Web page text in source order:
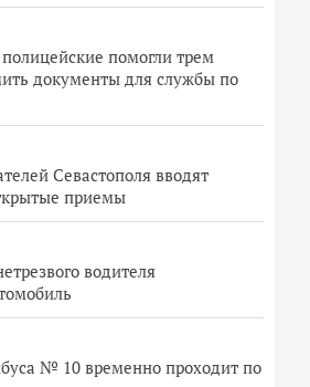
помогли трем
документы для службы по
Севастополя вводят
приемы
водителя
№ 10 временно проходит по